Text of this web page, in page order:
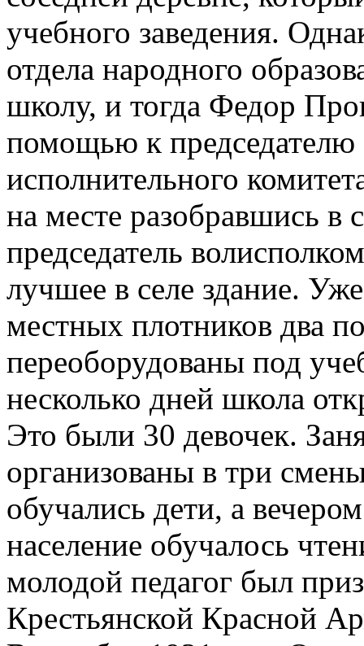
учебного заведения.
отдела народного
школу, и тогда Федор
помощью к председателю
исполнительного
на месте разобравшись в
председатель
лучшее в селе здание.
местных плотников два
переоборудованы под
несколько дней школа
Это были 30 девочек.
организованы в три
обучались дети, а
население обучалось
молодой педагог был
Крестьянской Красной